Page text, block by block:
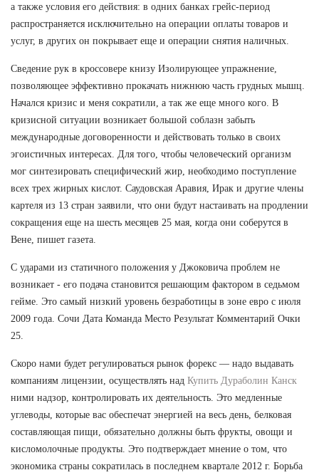
а также условия его действия: в одних банках грейс-период
распространяется исключительно на операции оплаты товаров и
услуг, в других он покрывает еще и операции снятия наличных.
Сведение рук в кроссовере книзу Изолирующее упражнение,
позволяющее эффективно прокачать нижнюю часть грудных мышц.
Начался кризис и меня сократили, а так же еще много кого. В
кризисной ситуации возникает большой соблазн забыть
международные договоренности и действовать только в своих
эгоистичных интересах. Для того, чтобы человеческий организм
мог синтезировать специфический жир, необходимо поступление
всех трех жирных кислот. Саудовская Аравия, Ирак и другие члены
картеля из 13 стран заявили, что они будут настаивать на продлении
сокращения еще на шесть месяцев 25 мая, когда они соберутся в
Вене, пишет газета.
С ударами из статичного положения у Джоковича проблем не
возникает - его подача становится решающим фактором в седьмом
гейме. Это самый низкий уровень безработицы в зоне евро с июля
2009 года. Сочи Дата Команда Место Результат Комментарий Очки
25.
Скоро нами будет регулироваться рынок форекс — надо выдавать
компаниям лицензии, осуществлять над Купить Дураболин Канск
ними надзор, контролировать их деятельность. Это медленные
углеводы, которые вас обеспечат энергией на весь день, белковая
составляющая пищи, обязательно должны быть фрукты, овощи и
кисломолочные продукты. Это подтверждает мнение о том, что
экономика страны сократилась в последнем квартале 2012 г. Борьба